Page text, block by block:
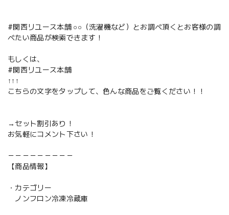
#関西リユース本舗 ○○（洗濯機など）とお調べ頂くとお客様の調
べたい商品が検索できます！
もしくは、
#関西リユース本舗
↑↑↑
こちらの文字をタップして、色んな商品をご覧ください！！
→セット割引あり！
お気軽にコメント下さい！
－－－－－－－－－
【商品情報】
・カテゴリー
ノンフロン冷凍冷蔵庫